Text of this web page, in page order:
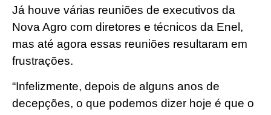
Já houve várias reuniões de executivos da
Nova Agro com diretores e técnicos da Enel,
mas até agora essas reuniões resultaram em
frustrações.
“Infelizmente, depois de alguns anos de
decepções, o que podemos dizer hoje é que o